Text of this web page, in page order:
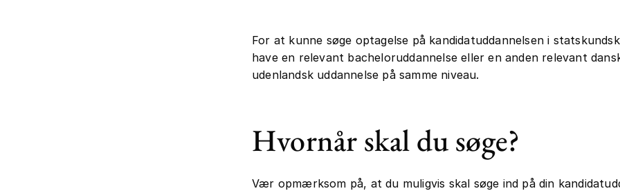
For at kunne søge optagelse på kandidatuddannelsen i
have en relevant bacheloruddannelse eller en anden relevant
udenlandsk uddannelse på samme niveau.
Hvornår skal du søge?
Vær opmærksom på, at du muligvis skal søge ind på din